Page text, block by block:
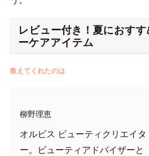
レビュー付き！夏におす
ーケアアイテム
教えてくれたのは
柳野理恵
オルビス ビューティクリエイタ
ー。ビューティアドバイザーと